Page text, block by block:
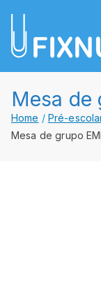
para
Mesa de
Home Pré-
Mesa de grupo